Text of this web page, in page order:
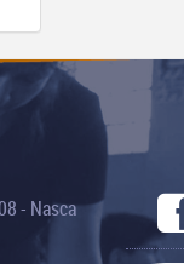
- Nasca